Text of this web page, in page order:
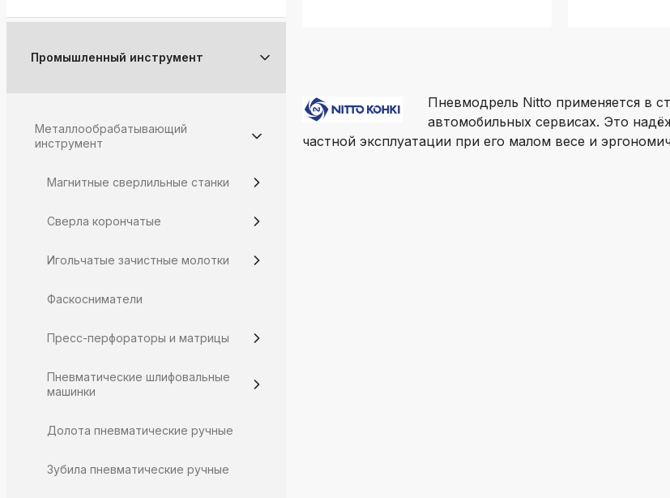
Промышленный инструмент
Металлообрабатывающий
инструмент
Магнитные сверлильные станки
Сверла корончатые
Игольчатые зачистные молотки
Фаскосниматели
Пресс-перфораторы и матрицы
Пневматические шлифовальные
машинки
Долота пневматические ручные
Зубила пневматические ручные
Пневмодрель Nitto применяется в
автомобильных сервисах. Это
частной эксплуатации при его малом весе и